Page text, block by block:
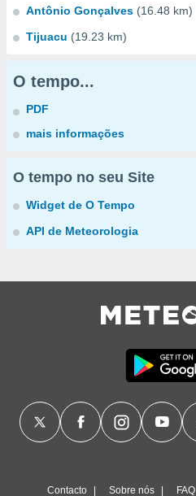
Antônio Gonçalves (16.48 km)
Tijuacu (19.23 km)
O tempo...
PDF
mais informações
O tempo no seu Site
Widget de O Tempo
API de Meteorologia
Contacto Sobre nós FAQ